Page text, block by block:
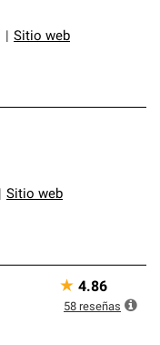
Sitio web
Sitio web
★ 4.86
58 reseñas